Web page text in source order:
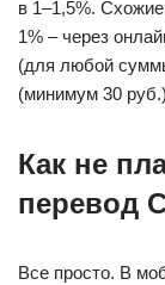
в 1–1,5%.
1% ‒ через
(для любой
(минимум 30
Как не
перевод
Все просто. В